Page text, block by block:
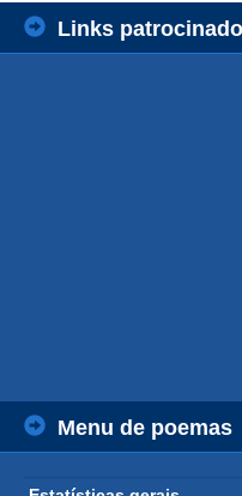
Links
Menu de poemas